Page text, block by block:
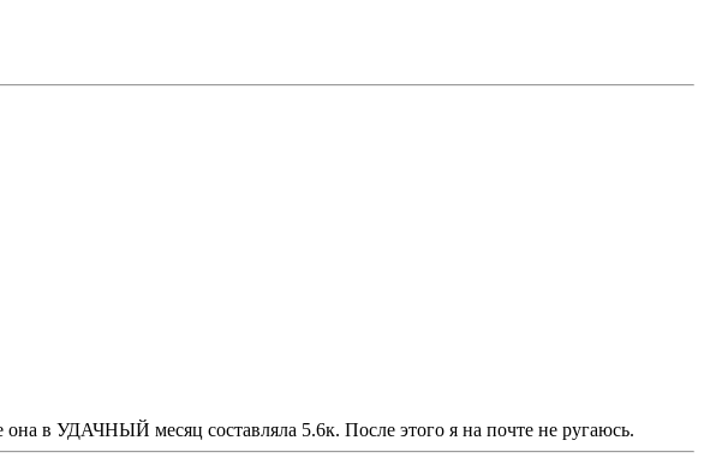
в УДАЧНЫЙ месяц составляла 5.6к. После этого я на почте не ругаюсь.